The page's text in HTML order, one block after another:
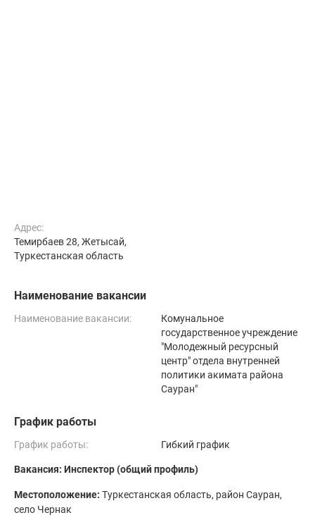
Адрес:
Темирбаев 28, Жетысай,
Туркестанская область
Наименование вакансии
Наименование вакансии:
Комунальное
государственное учреждение
"Молодежный ресурсный
центр" отдела внутренней
политики акимата района
Сауран"
График работы
График работы: Гибкий график
Вакансия: Инспектор (общий профиль)
Местоположение: Туркестанская область, район Сауран,
село Чернак